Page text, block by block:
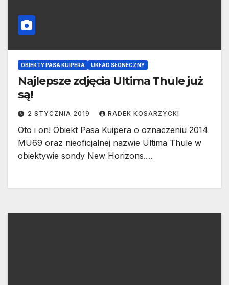
OBIEKTY PASA KUIPERA UKŁAD SŁONECZNY
Najlepsze zdjęcia Ultima Thule już
są!
2 STYCZNIA 2019 RADEK KOSARZYCKI
Oto i on! Obiekt Pasa Kuipera o oznaczeniu 2014
MU69 oraz nieoficjalnej nazwie Ultima Thule w
obiektywie sondy New Horizons.…